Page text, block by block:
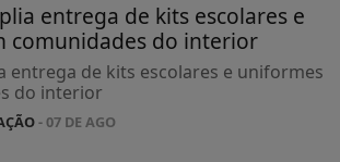
entrega de kits escolares e
comunidades do interior
entrega de kits escolares e uniformes
do interior
- 07 DE AGO